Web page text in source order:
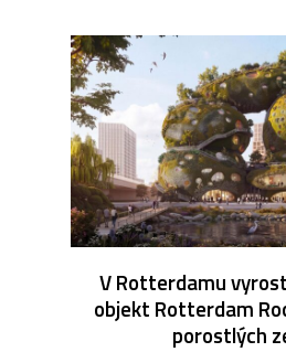
V Rotterdamu
objekt Rotterdam
porostlých